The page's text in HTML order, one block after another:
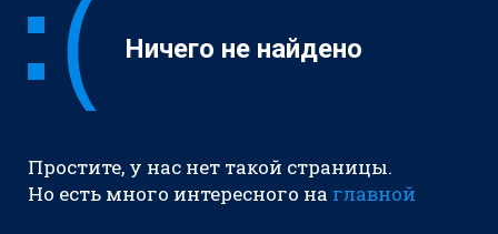
Ничего не найдено
Простите, у нас нет такой страницы.
Но есть много интересного на главной